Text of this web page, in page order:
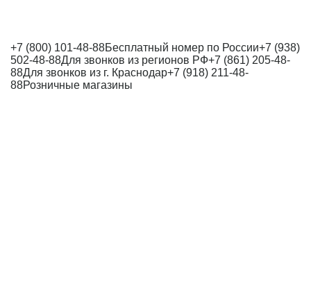
+7 (800) 101-48-88Бесплатный номер по России+7 (938)
502-48-88Для звонков из регионов РФ+7 (861) 205-48-
88Для звонков из г. Краснодар+7 (918) 211-48-
88Розничные магазины